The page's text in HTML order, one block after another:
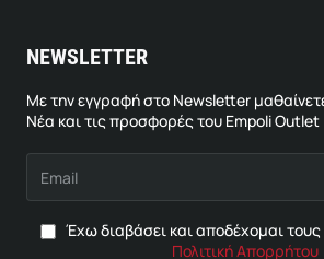
NEWSLETTER
Με την εγγραφή στο Newsletter
Νέα και τις προσφορές του Empoli Outlet
Έχω διαβάσει και αποδέχομαι
Πολιτική Απορρήτου